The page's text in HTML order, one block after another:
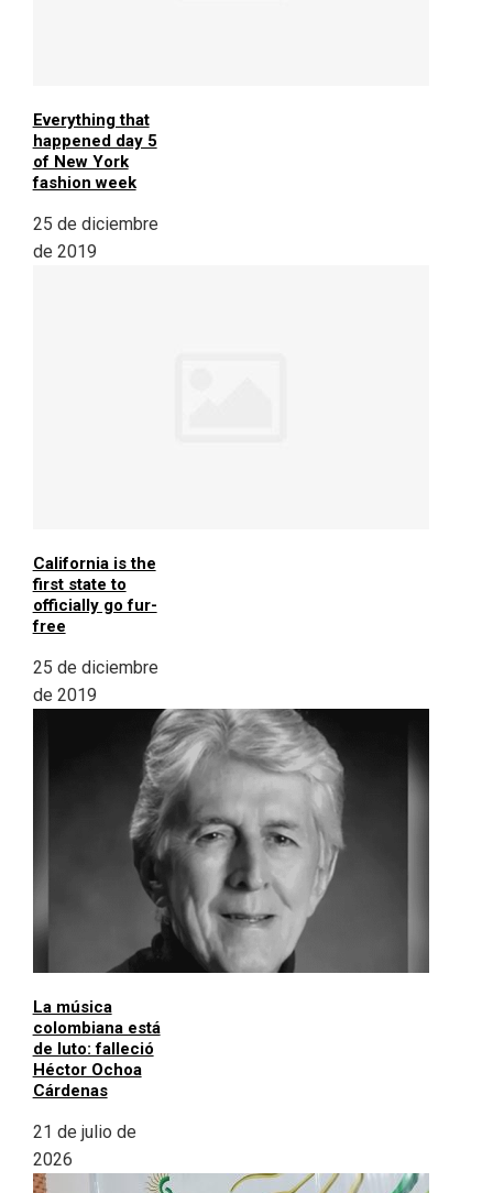
Everything that
happened day 5
of New York
fashion week
25 de diciembre
de 2019
California is the
first state to
officially go fur-
free
25 de diciembre
de 2019
La música
colombiana está
de luto: falleció
Héctor Ochoa
Cárdenas
21 de julio de
2026